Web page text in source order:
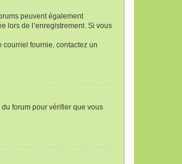
peuvent également
lors de l’enregistrement. Si vous
courriel fournie, contactez un
forum pour vérifier que vous